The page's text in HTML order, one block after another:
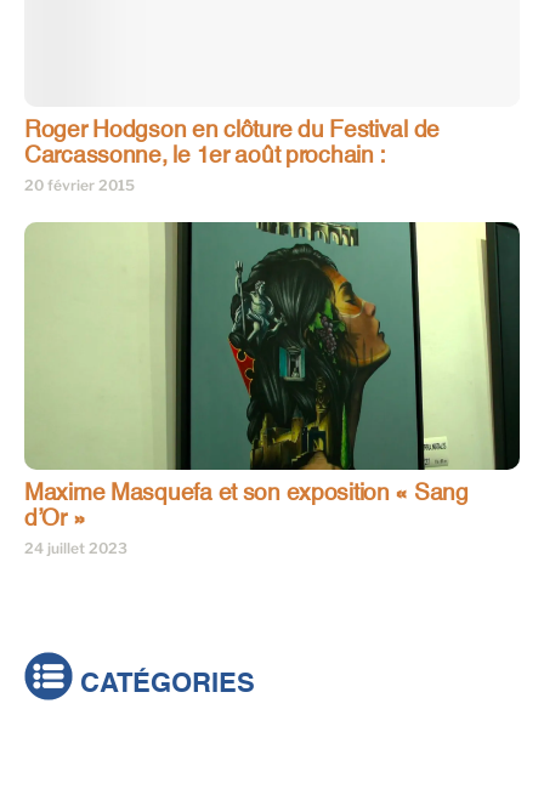
Roger Hodgson en clôture du Festival de
Carcassonne, le 1er août prochain :
20 février 2015
Maxime Masquefa et son exposition « Sang
d’Or »
24 juillet 2023
CATÉGORIES